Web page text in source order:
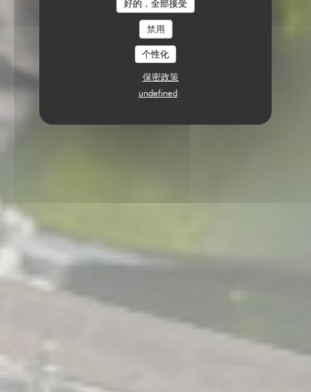
好的，全部接受
禁用
个性化
保密政策
undefined